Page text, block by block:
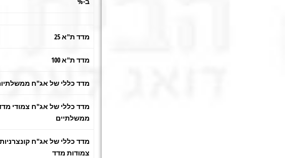
מדד ת"א 25
מדד ת"א 100
מדד כללי של אג"ח
מדד כללי של אג"ח צמודי
ממשלתיים
מדד כללי של אג"ח קונצרניות
צמודות מדד